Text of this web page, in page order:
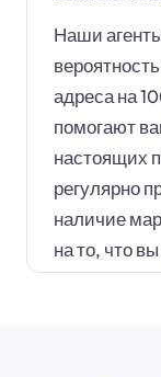
Наши
адреса на
помогают
настоящих
регулярно
наличие
на то, что